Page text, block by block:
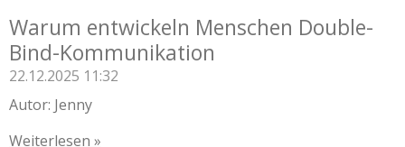
Warum entwickeln Menschen Double-
Bind-Kommunikation
22.12.2025 11:32
Autor: Jenny
Weiterlesen »